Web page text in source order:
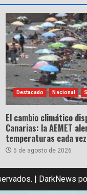
Destacado Nacional
El cambio climático
Canarias: la AEMET
temperaturas cada
5 de agosto de 2026
| DarkNews